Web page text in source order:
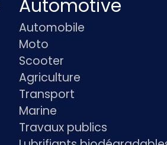
Automotive
Automobile
Moto
Scooter
Agriculture
Transport
Marine
Travaux publics